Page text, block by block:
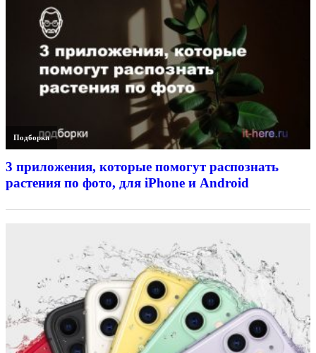
Подборки
3 приложения, которые помогут распознать
растения по фото, для iPhone и Android